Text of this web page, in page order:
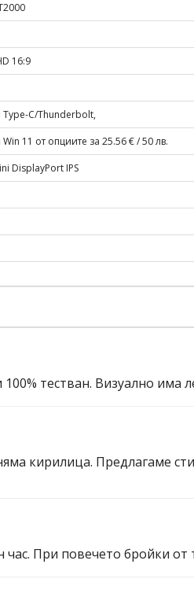
16:9
Type-C/Thunderbolt,
11 от опциите за 25.56 € / 50 лв.
DisplayPort IPS
тестван. Визуално има
кирилица. Предлагаме
При повечето бройки от